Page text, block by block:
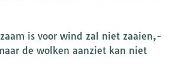
is voor wind zal niet zaaien,-
de wolken aanziet kan niet